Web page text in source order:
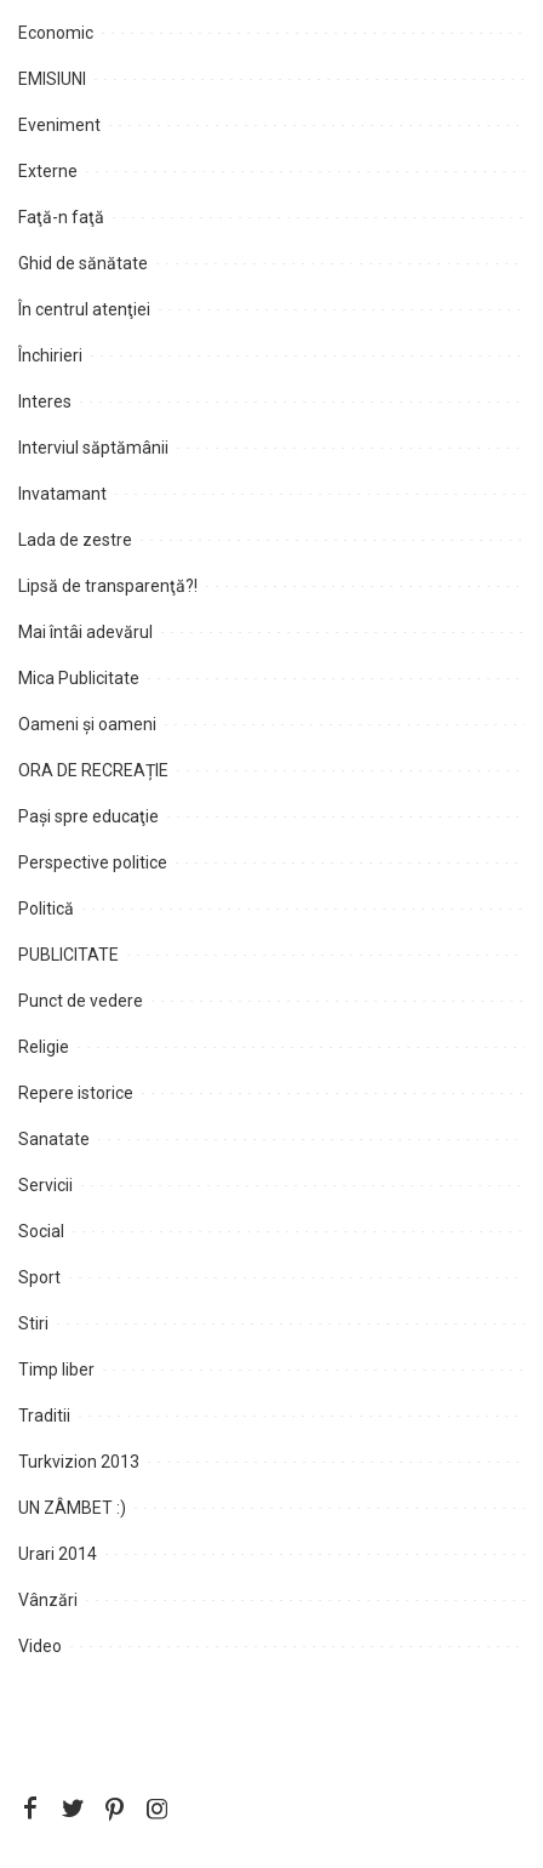
Economic
EMISIUNI
Eveniment
Externe
Faţă-n faţă
Ghid de sănătate
În centrul atenţiei
Închirieri
Interes
Interviul săptămânii
Invatamant
Lada de zestre
Lipsă de transparenţă?!
Mai întâi adevărul
Mica Publicitate
Oameni şi oameni
ORA DE RECREAȚIE
Paşi spre educaţie
Perspective politice
Politică
PUBLICITATE
Punct de vedere
Religie
Repere istorice
Sanatate
Servicii
Social
Sport
Stiri
Timp liber
Traditii
Turkvizion 2013
UN ZÂMBET :)
Urari 2014
Vânzări
Video